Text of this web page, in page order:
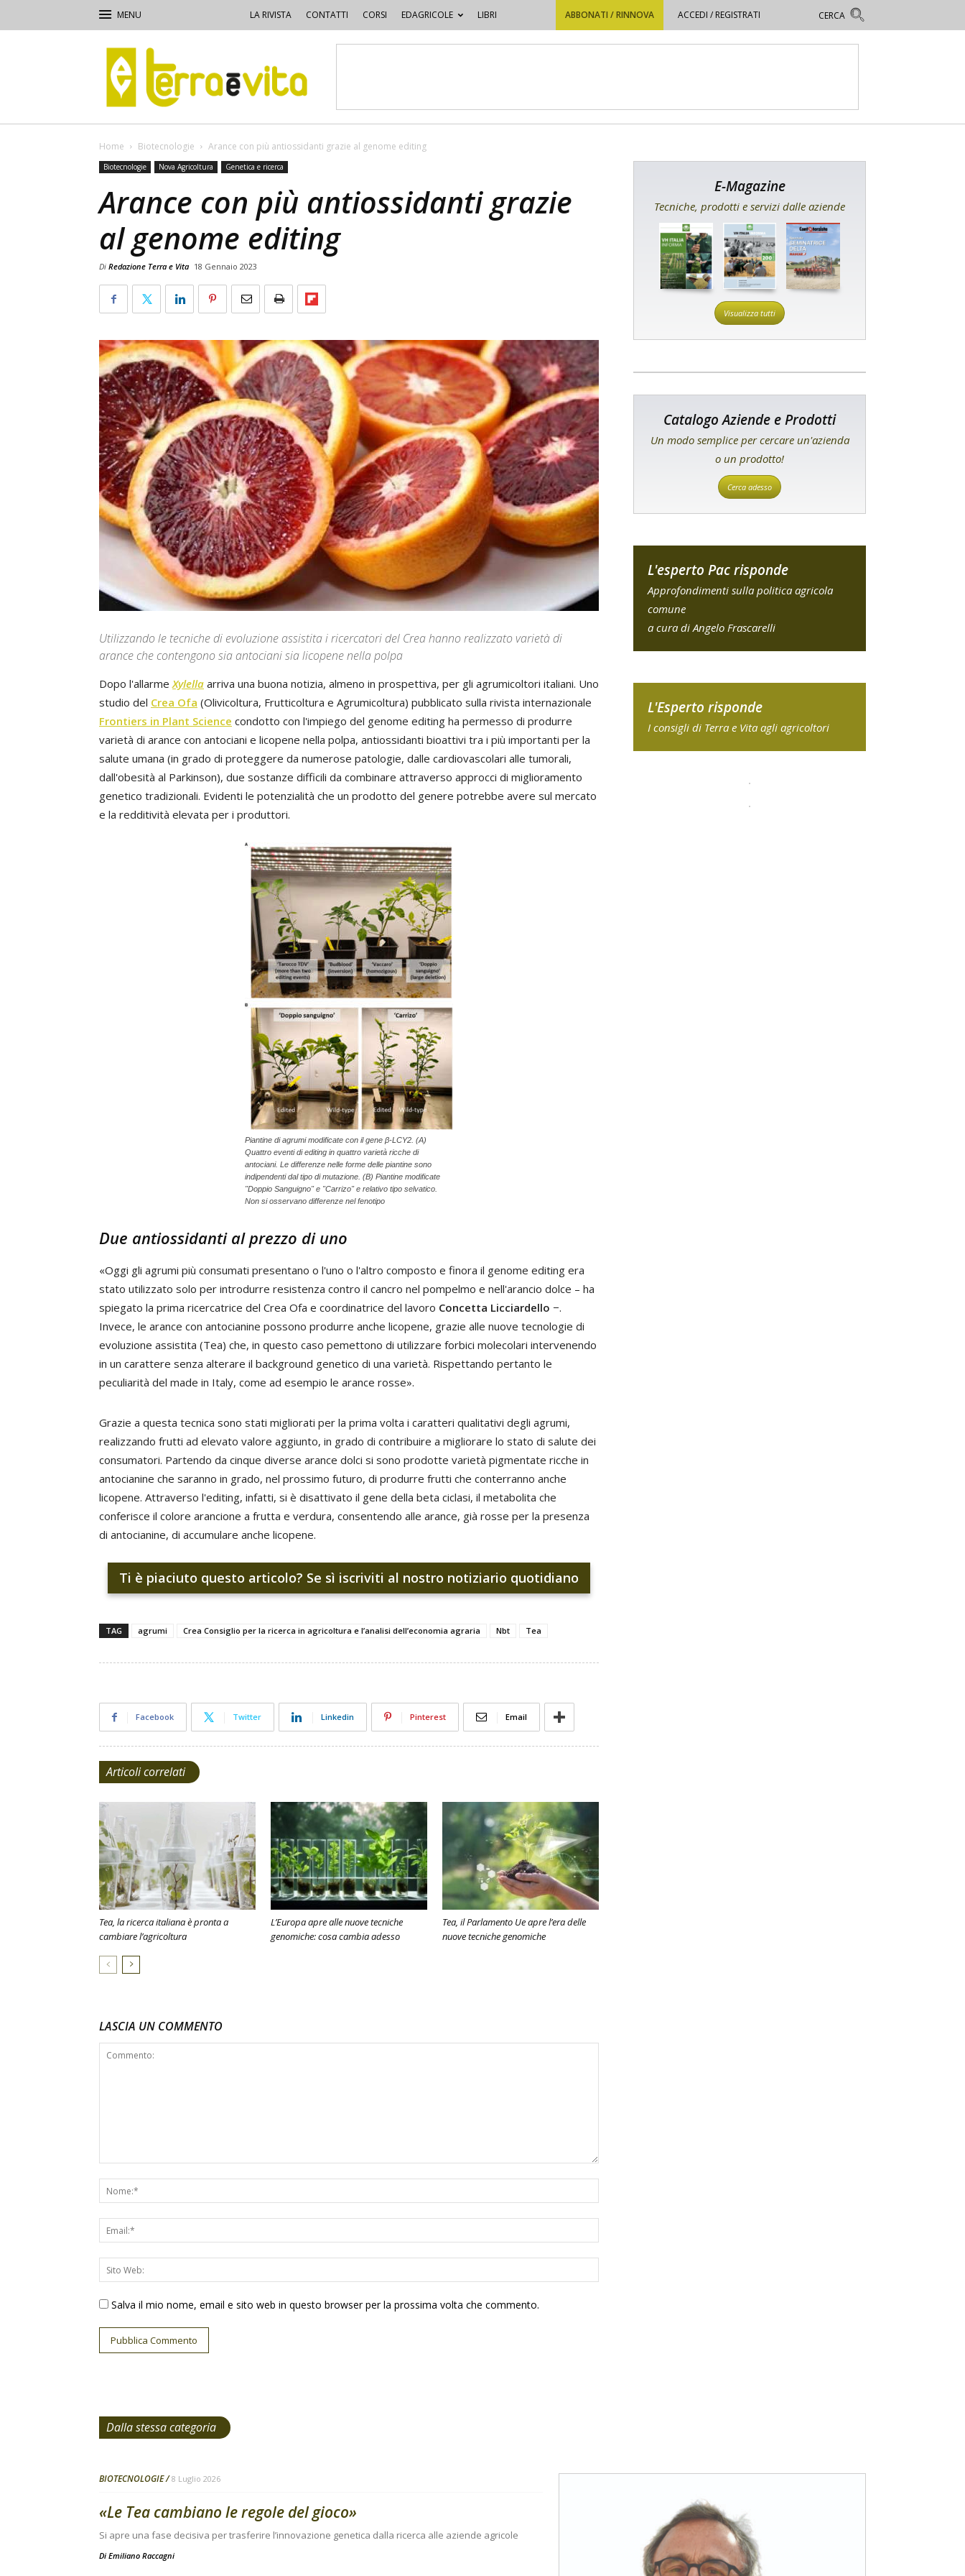
LA RIVISTA CONTATTI CORSI EDAGRICOLE LIBRI ABBONATI / RINNOVA ACCEDI / REGISTRATI
Terra
e
Vita
Home Biotecnologie Arance con più antiossidanti grazie al genome editing
Biotecnologie Nova Agricoltura Genetica e ricerca
Arance con più antiossidanti grazie
al genome editing
Di Redazione Terra e Vita 18 Gennaio 2023
Utilizzando le tecniche di evoluzione assistita i ricercatori del Crea hanno realizzato varietà di
arance che contengono sia antociani sia licopene nella polpa
Dopo l'allarmeXylella arriva una buona notizia, almeno in prospettiva, per gli agrumicoltori italiani. Uno
studio del Crea Ofa (Olivicoltura, Frutticoltura e Agrumicoltura) pubblicato sulla rivista internazionale
Frontiers in Plant Science condotto con l'impiego del genome editing ha permesso di produrre
varietà di arance con antociani e licopene nella polpa, antiossidanti bioattivi tra i più importanti per la
salute umana (in grado di proteggere da numerose patologie, dalle cardiovascolari alle tumorali,
dall'obesità al Parkinson), due sostanze difficili da combinare attraverso approcci di miglioramento
genetico tradizionali. Evidenti le potenzialità che un prodotto del genere potrebbe avere sul mercato
e la redditività elevata per i produttori.
Piantine di agrumi modificate con il gene β-LCY2. (A)
Quattro eventi di editing in quattro varietà ricche di
antociani. Le differenze nelle forme delle piantine sono
indipendenti dal tipo di mutazione. (B) Piantine modificate
"Doppio Sanguigno" e "Carrizo" e relativo tipo selvatico.
Non si osservano differenze nel fenotipo
Due antiossidanti al prezzo di uno
«Oggi gli agrumi più consumati presentano o l'uno o l'altro composto e finora il genome editing era
stato utilizzato solo per introdurre resistenza contro il cancro nel pompelmo e nell'arancio dolce – ha
spiegato la prima ricercatrice del Crea Ofa e coordinatrice del lavoro Concetta Licciardello −.
Invece, le arance con antocianine possono produrre anche licopene, grazie alle nuove tecnologie di
evoluzione assistita (Tea) che, in questo caso pemettono di utilizzare forbici molecolari intervenendo
in un carattere senza alterare il background genetico di una varietà. Rispettando pertanto le
peculiarità del made in Italy, come ad esempio le arance rosse».
Grazie a questa tecnica sono stati migliorati per la prima volta i caratteri qualitativi degli agrumi,
realizzando frutti ad elevato valore aggiunto, in grado di contribuire a migliorare lo stato di salute dei
consumatori. Partendo da cinque diverse arance dolci si sono prodotte varietà pigmentate ricche in
antocianine che saranno in grado, nel prossimo futuro, di produrre frutti che conterranno anche
licopene. Attraverso l'editing, infatti, si è disattivato il gene della beta ciclasi, il metabolita che
conferisce il colore arancione a frutta e verdura, consentendo alle arance, già rosse per la presenza
di antocianine, di accumulare anche licopene.
Ti è piaciuto questo articolo? Se sì iscriviti al nostro notiziario quotidiano
TAG agrumi Crea Consiglio per la ricerca in agricoltura e l’analisi dell’economia agraria Nbt Tea
Facebook Twitter Linkedin Pinterest Email
Articoli correlati
Tea, la ricerca italiana è pronta a
cambiare l’agricoltura
L’Europa apre alle nuove tecniche
genomiche: cosa cambia adesso
Tea, il Parlamento Ue apre l’era delle
nuove tecniche genomiche
LASCIA UN COMMENTO
Salva il mio nome, email e sito web in questo browser per la prossima volta che commento.
E-Magazine
Tecniche, prodotti e servizi dalle aziende
Visualizza tutti
Catalogo Aziende e Prodotti
Un modo semplice per cercare un'azienda
o un prodotto!
Cerca adesso
L'esperto Pac risponde
Approfondimenti sulla politica agricola
comune
a cura di Angelo Frascarelli
L'Esperto risponde
I consigli di Terra e Vita agli agricoltori
Dalla stessa categoria
BIOTECNOLOGIE 8 Luglio 2026
«Le Tea cambiano le regole del gioco»
Si apre una fase decisiva per trasferire l’innovazione genetica dalla ricerca alle aziende agricole
Di Emiliano Raccagni